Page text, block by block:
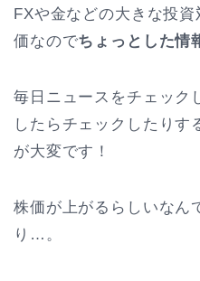
FXや金などの大きな投
価なのでちょっとした情
毎日ニュースをチェック
したらチェックしたりす
が大変です！
株価が上がるらしいなん
り…。